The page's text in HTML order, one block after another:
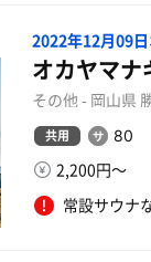
2022年12月09
オカヤマナ
その他 - 岡山県
共用 80
2,200円〜
常設サウナ